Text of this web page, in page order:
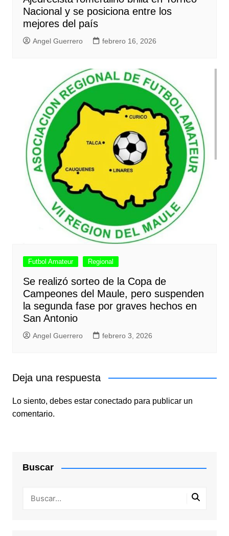
Nacional y se posiciona entre los
mejores del país
Angel Guerrero febrero 16, 2026
Futbol Amateur Regional
Se realizó sorteo de la Copa de
Campeones del Maule, pero suspenden
la segunda fase por graves hechos en
San Antonio
Angel Guerrero febrero 3, 2026
Deja una respuesta
Lo siento, debes estar conectadopara publicar un
comentario.
Buscar